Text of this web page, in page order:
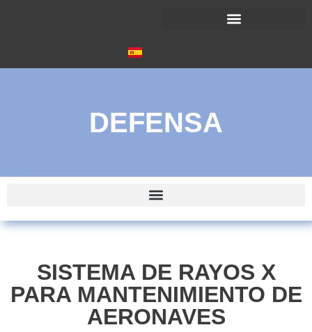
DEFENSA
SISTEMA DE RAYOS X
PARA MANTENIMIENTO DE
AERONAVES